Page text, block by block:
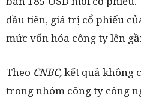
đầu tiên, giá trị cổ phiếu
mức vốn hóa công ty lên
Theo CNBC,kết quả không
trong nhóm công ty công